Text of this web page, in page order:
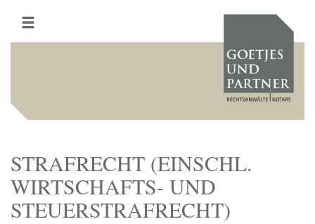
STRAFRECHT (EINSCHL.
WIRTSCHAFTS- UND
STEUERSTRAFRECHT)